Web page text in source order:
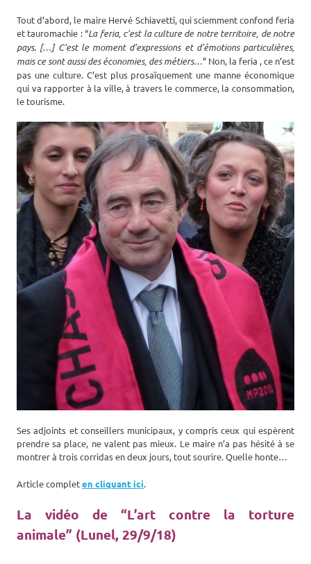
Tout d’abord, le maire Hervé Schiavetti, qui sciemment confond feria
et tauromachie : “La feria, c’est la culture de notre territoire, de notre
pays. […] C’est le moment d’expressions et d’émotions particulières,
mais ce sont aussi des économies, des métiers…” Non, la feria , ce n’est
pas une culture. C’est plus prosaïquement une manne économique
qui va rapporter à la ville, à travers le commerce, la consommation,
le tourisme.
Ses adjoints et conseillers municipaux, y compris ceux qui espèrent
prendre sa place, ne valent pas mieux. Le maire n’a pas hésité à se
montrer à trois corridas en deux jours, tout sourire. Quelle honte…
Article completen cliquant ici.
La vidéo de “L’art contre la torture
animale” (Lunel, 29/9/18)